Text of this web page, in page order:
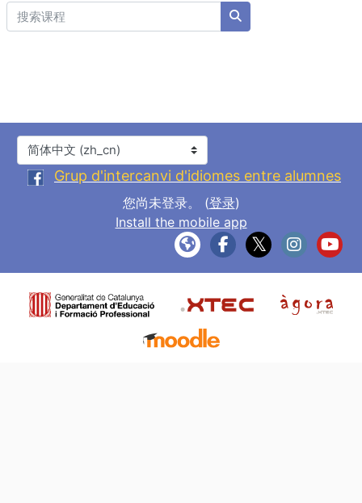
搜索课程
搜索课程
语言
Grup d'intercanvi d'idiomes entre alumnes
您尚未登录。 (登录)
Install the mobile app